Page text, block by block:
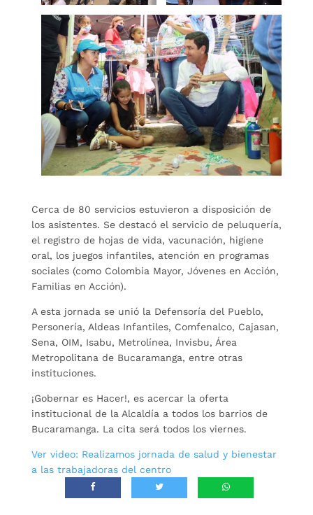
Cerca de 80 servicios estuvieron a disposición de
los asistentes. Se destacó el servicio de peluquería,
el registro de hojas de vida, vacunación, higiene
oral, los juegos infantiles, atención en programas
sociales (como Colombia Mayor, Jóvenes en Acción,
Familias en Acción).
A esta jornada se unió la Defensoría del Pueblo,
Personería, Aldeas Infantiles, Comfenalco, Cajasan,
Sena, OIM, Isabu, Metrolínea, Invisbu, Área
Metropolitana de Bucaramanga, entre otras
instituciones.
¡Gobernar es Hacer!, es acercar la oferta
institucional de la Alcaldía a todos los barrios de
Bucaramanga. La cita será todos los viernes.
Ver video: Realizamos jornada de salud y bienestar
a las trabajadoras del centro